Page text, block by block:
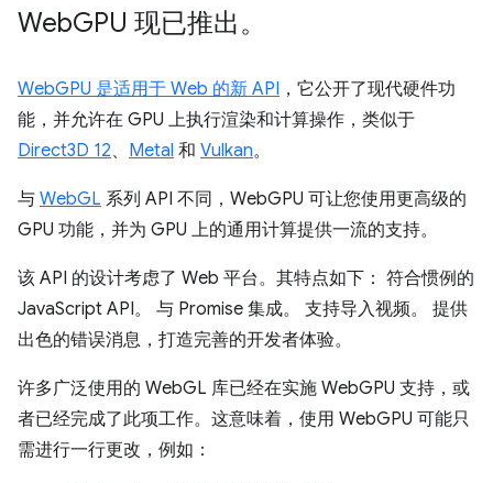
WebGPU 现已推出。
WebGPU 是适用于 Web 的新 API ，它公开了现代硬件功
能，并允许在 GPU 上执行渲染和计算操作，类似于
Direct3D 12、 Metal 和 Vulkan。
与 WebGL 系列 API 不同，WebGPU 可让您使用更高级的
GPU 功能，并为 GPU 上的通用计算提供一流的支持。
该 API 的设计考虑了 Web 平台。其特点如下： 符合惯例的
JavaScript API。 与 Promise 集成。 支持导入视频。 提供
出色的错误消息，打造完善的开发者体验。
许多广泛使用的 WebGL 库已经在实施 WebGPU 支持，或
者已经完成了此项工作。这意味着，使用 WebGPU 可能只
需进行一行更改，例如：